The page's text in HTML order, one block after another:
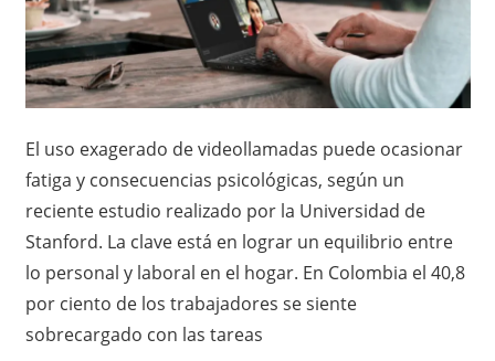
El uso exagerado de videollamadas puede ocasionar
fatiga y consecuencias psicológicas, según un
reciente estudio realizado por la Universidad de
Stanford. La clave está en lograr un equilibrio entre
lo personal y laboral en el hogar. En Colombia el 40,8
por ciento de los trabajadores se siente
sobrecargado con las tareas